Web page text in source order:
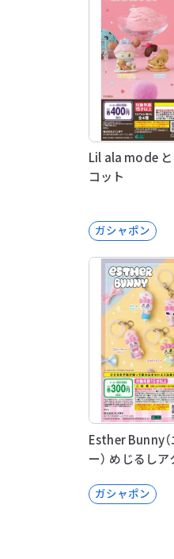
Lil ala mode
コット
ガシャポン
Esther Bunny
ー） めじるし
ガシャポン